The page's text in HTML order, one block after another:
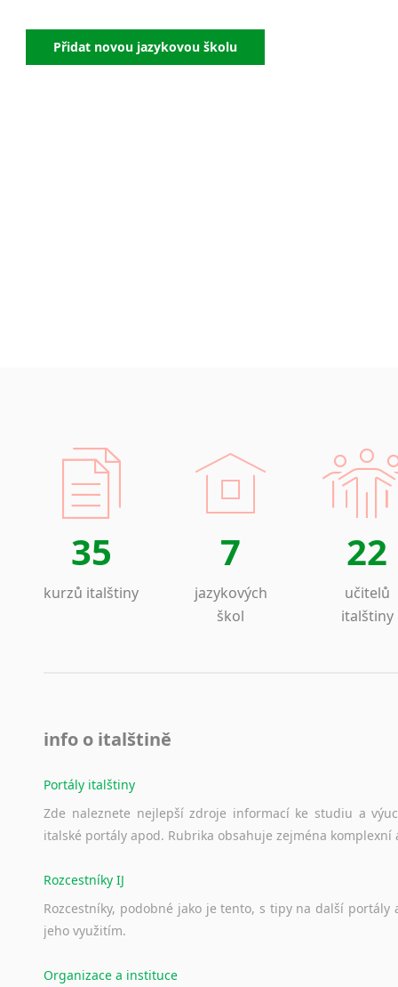
Přidat novou jazykovou školu
35
kurzů italštiny
7
jazykových
škol
22
učitelů
italštiny
info o italštině
Portály italštiny
Zde naleznete nejlepší zdroje informací ke studiu a
italské portály apod. Rubrika obsahuje zejména komplexní
Rozcestníky IJ
Rozcestníky, podobné jako je tento, s tipy na další portály
jeho využitím.
Organizace a instituce